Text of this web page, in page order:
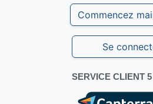
Commencez
Se
SERVICE CLIENT